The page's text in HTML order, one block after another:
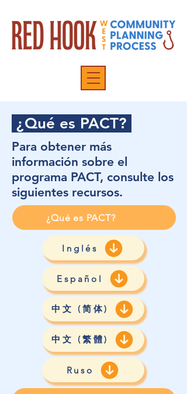
¿Qué es PACT?
Para obtener más
información sobre el
programa PACT, consulte los
siguientes recursos.
¿Qué es PACT?
Inglés
Español
中文 (简体)
中文 (繁體)
Ruso